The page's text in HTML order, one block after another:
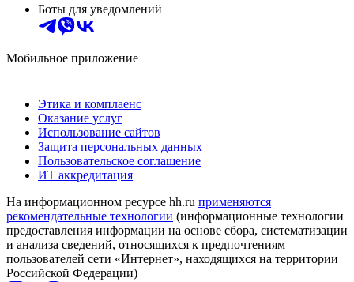
Боты для уведомлений
Мобильное приложение
Этика и комплаенс
Оказание услуг
Использование сайтов
Защита персональных данных
Пользовательское соглашение
ИТ аккредитация
На информационном ресурсе hh.ru применяются
рекомендательные технологии (информационные технологии
предоставления информации на основе сбора, систематизации
и анализа сведений, относящихся к предпочтениям
пользователей сети «Интернет», находящихся на территории
Российской Федерации)